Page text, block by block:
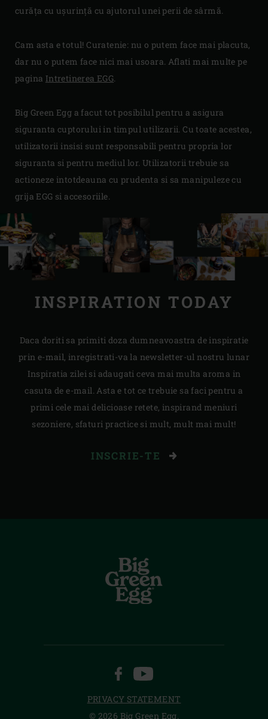
curăța cu ușurință cu ajutorul unei perii de sârmă.
Cam asta e totul! Curatenie: nu o putem face mai placuta,
dar nu o putem face nici mai usoara. Aflati mai multe pe
pagina Intretinerea EGG.
Big Green Egg a facut tot posibilul pentru a asigura
siguranta cuptorului in timpul utilizarii. Cu toate acestea,
utilizatorii insisi sunt responsabili pentru propria lor
siguranta si pentru mediul lor. Utilizatorii trebuie sa
actioneze intotdeauna cu prudenta si sa manipuleze cu
grija EGG si accesoriile.
INSPIRATION TODAY
Daca doriti sa primiti doza dumneavoastra de inspiratie
prin e-mail, inregistrati-va la newsletter-ul nostru lunar
Inspiratia zilei si adaugati ceva mai multa aroma in
casuta de e-mail. Asta e tot ce trebuie sa faci pentru a
primi cele mai delicioase retete, inspirand meniuri
sezoniere, sfaturi practice si mult, mult mai mult!
INSCRIE-TE
FACEBOOKYOUTUBE
PRIVACY STATEMENT
© 2026 Big Green Egg.